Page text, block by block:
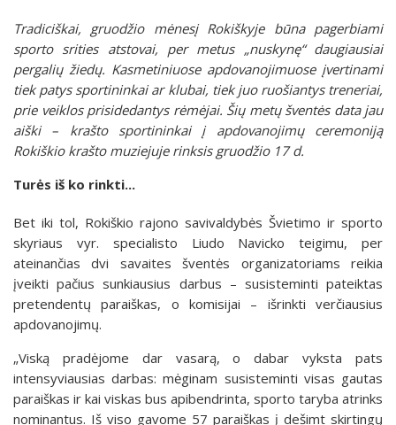
Tradiciškai, gruodžio mėnesį Rokiškyje būna pagerbiami
sporto srities atstovai, per metus „nuskynę“ daugiausiai
pergalių žiedų. Kasmetiniuose apdovanojimuose įvertinami
tiek patys sportininkai ar klubai, tiek juo ruošiantys treneriai,
prie veiklos prisidedantys rėmėjai. Šių metų šventės data jau
aiški – krašto sportininkai į apdovanojimų ceremoniją
Rokiškio krašto muziejuje rinksis gruodžio 17 d.
Turės iš ko rinkti...
Bet iki tol, Rokiškio rajono savivaldybės Švietimo ir sporto
skyriaus vyr. specialisto Liudo Navicko teigimu, per
ateinančias dvi savaites šventės organizatoriams reikia
įveikti pačius sunkiausius darbus – susisteminti pateiktas
pretendentų paraiškas, o komisijai – išrinkti verčiausius
apdovanojimų.
„Viską pradėjome dar vasarą, o dabar vyksta pats
intensyviausias darbas: mėginam susisteminti visas gautas
paraiškas ir kai viskas bus apibendrinta, sporto taryba atrinks
nominantus. Iš viso gavome 57 paraiškas į dešimt skirtingų